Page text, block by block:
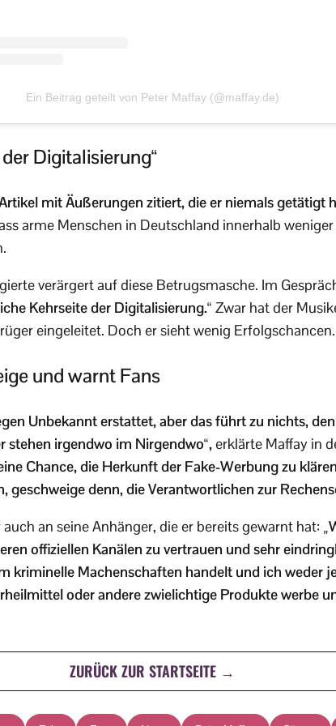
Ein Beitrag geteilt von Peter Maffay (@maffay.de)
Digitalisierung“
mit Äußerungen zitiert, die er niemals getätigt
arme Menschen in Deutschland innerhalb
verärgert auf diese Betrugsmasche. Im
Kehrseite der Digitalisierung.“ Zwar hat der
eingeleitet. Doch er sieht wenig Erfolgschancen.
und warnt Fans
Unbekannt erstattet, aber das führt zu nichts,
stehen irgendwo im Nirgendwo“,erklärte Maffay in
Chance, die Herkunft der Fake-Werbung zu
geschweige denn, die Verantwortlichen zur
an seine Anhänger, die er bereits gewarnt hat:
offiziellen Kanälen zu vertrauen und sehr
kriminelle Machenschaften handelt und ich weder
oder andere zwielichtige Produkte werbe
ZURÜCK ZUR STARTSEITE →